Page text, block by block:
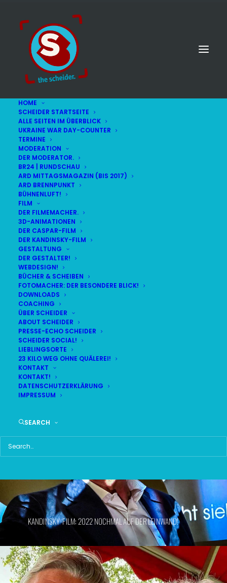
HOME
SCHEIDER STARTSEITE
ALLE SEITEN IM ÜBERBLICK
UKRAINE WAR DAY-COUNTER
TERMINE
MODERATION
DER MODERATOR.
BR24 | RUNDSCHAU
ARD MITTAGSMAGAZIN (BIS 2017)
ARD BRENNPUNKT
BÜHNENLUFT!
FILM
DER FILMEMACHER.
3D-ANIMATIONEN
DER CASPAR-FILM
DER KANDINSKY-FILM
GESTALTUNG
DER GESTALTER!
WEBDESIGN!
BÜCHER & SCHEIBEN
FOTOMACHER: DER BESONDERE BLICK!
DOWNLOADS
COACHING
ÜBER SCHEIDER
ABOUT SCHEIDER
PRESSE-ECHO SCHEIDER
SCHEIDER SOCIAL!
LIEBLINGSORTE
23 KILO WEG OHNE QUÄLEREI!
KONTAKT
KONTAKT!
DATENSCHUTZERKLÄRUNG
IMPRESSUM
SEARCH
Spurwechsel
DAS HIER HABE ICH GEFUNDEN:
KANDINSKY-FILM: 2022 NOCHMAL AUF DER LEINWAND!